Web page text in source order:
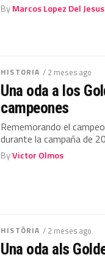
ByMarcos Lopez Del Jesus
HISTORIA / 2 meses ago
Una oda a los
campeones
Rememorando el
durante la campaña de
ByVictor Olmos
HISTÒRIA / 2 meses ago
Una oda als